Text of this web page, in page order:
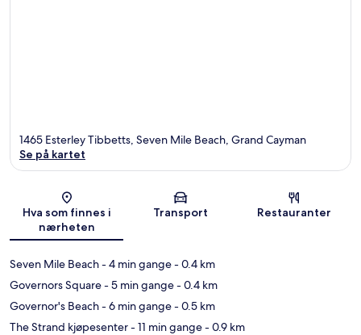
Kart
1465 Esterley Tibbetts, Seven Mile Beach, Grand Cayman
Se på kartet
Hva som finnes i
nærheten
Transport Restauranter
Seven Mile Beach- 4 min gange- 0.4 km
Governors Square- 5 min gange- 0.4 km
Governor's Beach- 6 min gange- 0.5 km
The Strand kjøpesenter- 11 min gange- 0.9 km